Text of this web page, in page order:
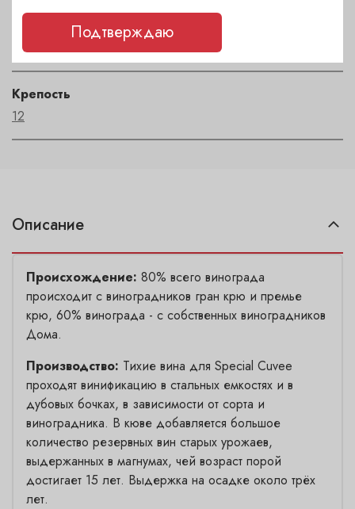
Bollinger
Крепость
12
Описание
Происхождение: 80% всего винограда
происходит с виноградников гран крю и премье
крю, 60% винограда - с собственных виноградников
Дома.
Производство: Тихие вина для Special Cuvee
проходят винификацию в стальных емкостях и в
дубовых бочках, в зависимости от сорта и
виноградника. В кюве добавляется большое
количество резервных вин старых урожаев,
выдержанных в магнумах, чей возраст порой
достигает 15 лет. Выдержка на осадке около трёх
лет.
Подтверждаю